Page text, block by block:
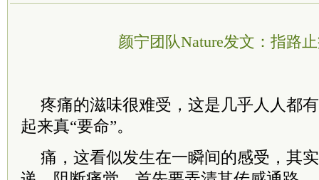
颜宁团队Nature发文：指路
疼痛的滋味很难受，这是几乎人人都
起来真“要命”。
痛，这看似发生在一瞬间的感受，其